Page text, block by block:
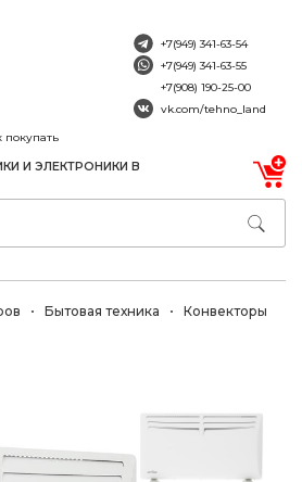
покупать
И ЭЛЕКТРОНИКИ В
+7(949) 341-63-54
+7(949) 341-63-55
+7(908) 190-25-00
vk.com/tehno_land
Бытовая техника Конвекторы